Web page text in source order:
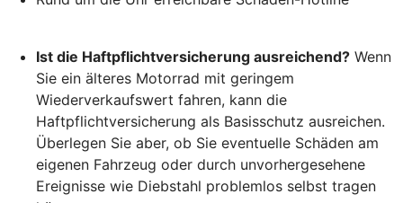
Ist die Haftpflichtversicherung ausreichend? Wenn
Sie ein älteres Motorrad mit geringem
Wiederverkaufswert fahren, kann die
Haftpflichtversicherung als Basisschutz ausreichen.
Überlegen Sie aber, ob Sie eventuelle Schäden am
eigenen Fahrzeug oder durch unvorhergesehene
Ereignisse wie Diebstahl problemlos selbst tragen